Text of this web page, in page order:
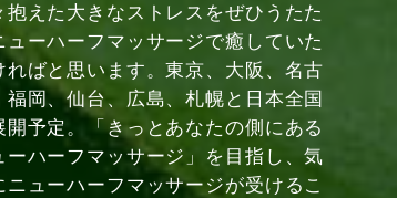
抱えた大きなストレスをぜひうたた
ューハーフマッサージで癒していた
ればと思います。東京、大阪、名古
福岡、仙台、広島、札幌と日本全国
開予定。「きっとあなたの側にある
ーハーフマッサージ」を目指し、気
ニューハーフマッサージが受けるこ